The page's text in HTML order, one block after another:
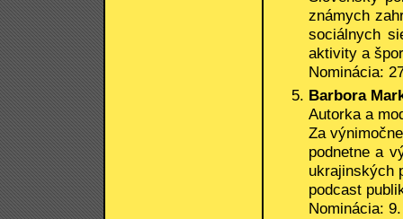
známych
sociálnych
aktivity a
Nominácia:
Barbora
Autorka a
Za
podnetne a
ukrajinských
podcast
Nominácia: